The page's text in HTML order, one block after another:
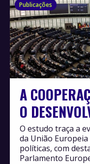
Publicações
A
O
O estudo traça a
da União
políticas, com
Parlamento